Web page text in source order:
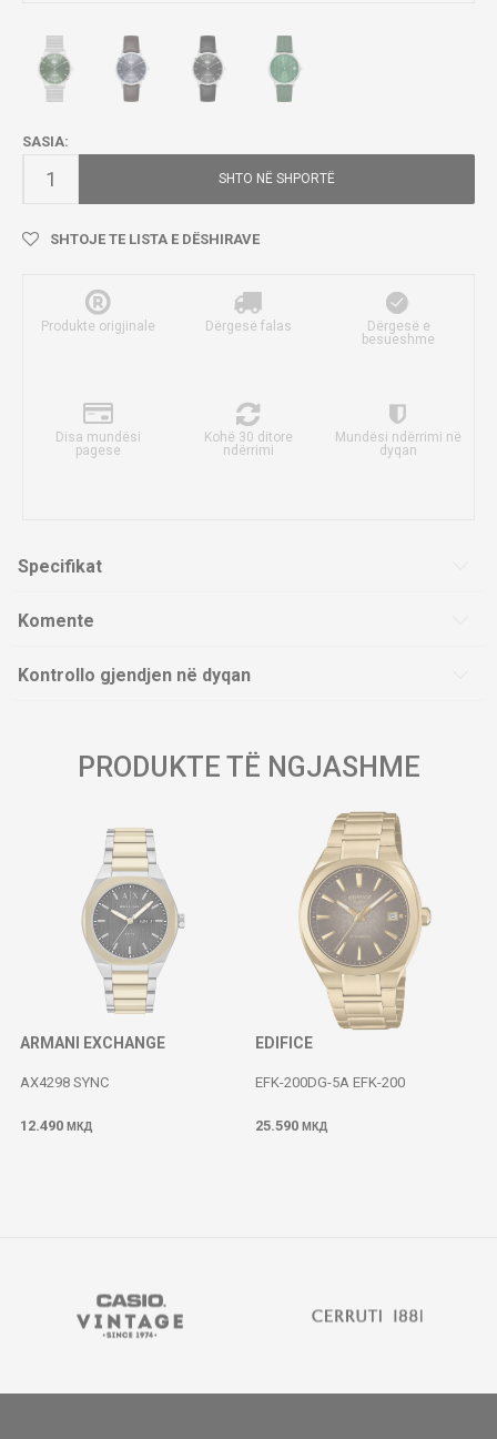
SASIA:
SHTO NË SHPORTË
SHTOJE TE LISTA E DËSHIRAVE
Produkte origjinale Dërgesë falas
Dërgesë e
besueshme
Disa mundësi
pagese
Kohë 30 ditore
ndërrimi
Mundësi ndërrimi në
dyqan
Specifikat
Komente
Kontrollo gjendjen në dyqan
PRODUKTE TË NGJASHME
ARMANI EXCHANGE
AX4298 SYNC
12.490 МКД
EDIFICE
EFK-200DG-5A EFK-200
25.590 МКД